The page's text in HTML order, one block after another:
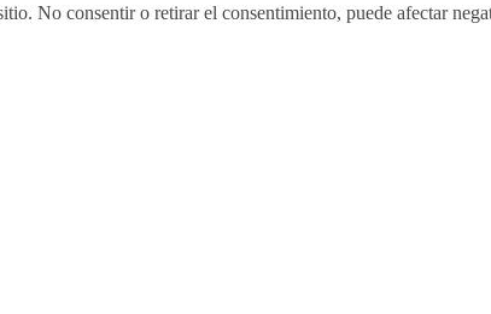
No consentir o retirar el consentimiento, puede afectar